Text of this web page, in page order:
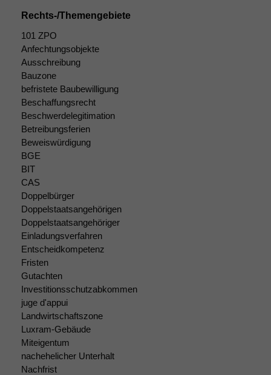
Rechts-/Themengebiete
101 ZPO
Anfechtungsobjekte
Ausschreibung
Bauzone
befristete Baubewilligung
Beschaffungsrecht
Beschwerdelegitimation
Betreibungsferien
Beweiswürdigung
BGE
BIT
CAS
Doppelbürger
Doppelstaatsangehörigen
Doppelstaatsangehöriger
Einladungsverfahren
Entscheidkompetenz
Fristen
Gutachten
Investitionsschutzabkommen
juge d'appui
Landwirtschaftszone
Luxram-Gebäude
Miteigentum
nachehelicher Unterhalt
Nachfrist